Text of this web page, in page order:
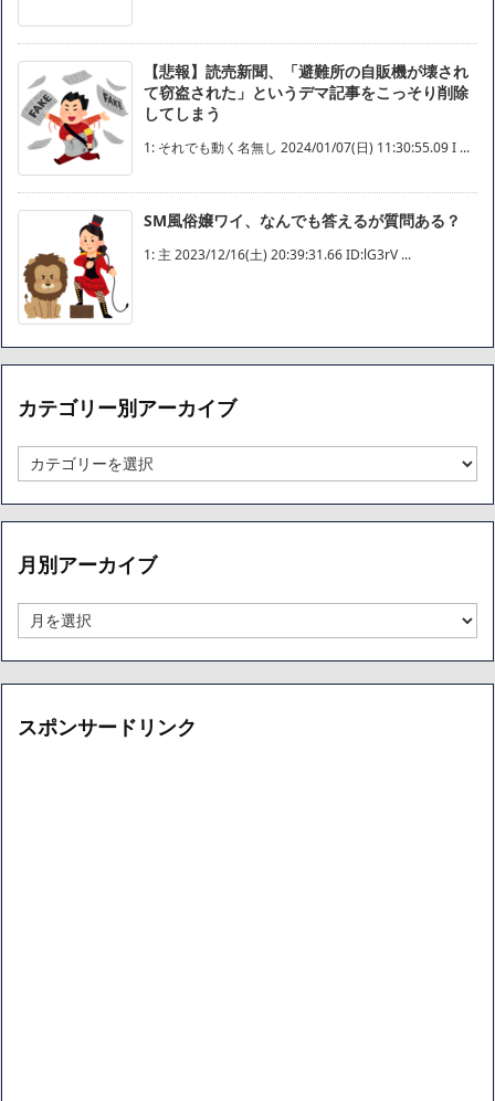
【悲報】読売新聞、「避難所の自販機が壊され
て窃盗された」というデマ記事をこっそり削除
してしまう
1: それでも動く名無し 2024/01/07(日) 11:30:55.09 I ...
SM風俗嬢ワイ、なんでも答えるが質問ある？
1: 主 2023/12/16(土) 20:39:31.66 ID:lG3rV ...
カテゴリー別アーカイブ
テ
ゴ
リ
別
ー
カ
月別アーカイブ
別
ア
ー
イ
スポンサードリンク